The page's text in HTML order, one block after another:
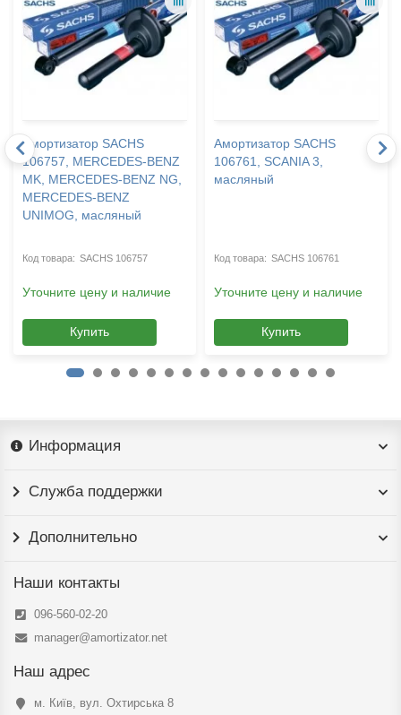
Амортизатор SACHS
106757, MERCEDES-BENZ
MK, MERCEDES-BENZ NG,
MERCEDES-BENZ
UNIMOG, масляный
SACHS 106757
Уточните цену и наличие
Купить
Амортизатор SACHS
106761, SCANIA 3,
масляный
SACHS 106761
Уточните цену и наличие
Купить
Информация
Служба поддержки
Дополнительно
Наши контакты
096-560-02-20
manager@amortizator.net
Наш адрес
м. Київ, вул. Охтирська 8